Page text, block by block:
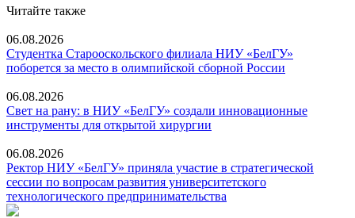
Читайте также
06.08.2026
Студентка Старооскольского филиала НИУ «БелГУ»
поборется за место в олимпийской сборной России
06.08.2026
Свет на рану: в НИУ «БелГУ» создали инновационные
инструменты для открытой хирургии
06.08.2026
Ректор НИУ «БелГУ» приняла участие в стратегической
сессии по вопросам развития университетского
технологического предпринимательства